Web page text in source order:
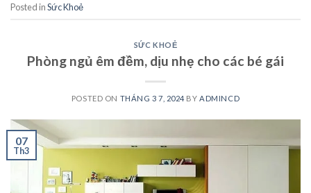
Posted inSức Khoẻ
SỨC KHOẺ
Phòng ngủ êm đềm, dịu nhẹ cho các bé gái
POSTED ON THÁNG 3 7, 2024 BYADMINCD
07
Th3